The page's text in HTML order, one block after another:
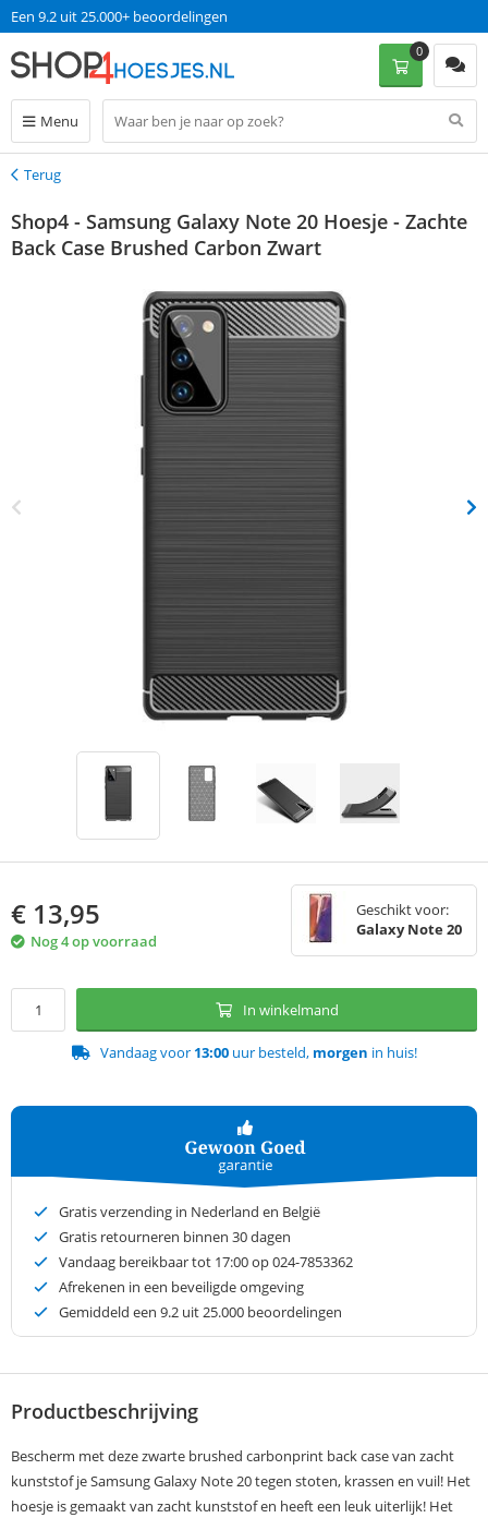
Een 9.2 uit 25.000+ beoordelingen
Menu
0
Terug
Terug
Shop4 - Samsung Galaxy Note 20 Hoesje - Zachte
Back Case Brushed Carbon Zwart
€ 13,95
Nog 4 op voorraad
Geschikt voor:
Galaxy Note 20
In winkelmand
Vandaag voor 13:00uur besteld, morgen in huis!
Gratis verzending in Nederland en België
Gratis retourneren binnen 30 dagen
Vandaag bereikbaar tot 17:00 op 024-7853362
Afrekenen in een beveiligde omgeving
Gemiddeld een 9.2 uit 25.000 beoordelingen
Productbeschrijving
Bescherm met deze zwarte brushed carbonprint back case van zacht
kunststof je Samsung Galaxy Note 20 tegen stoten, krassen en vuil! Het
hoesje is gemaakt van zacht kunststof en heeft een leuk uiterlijk! Het